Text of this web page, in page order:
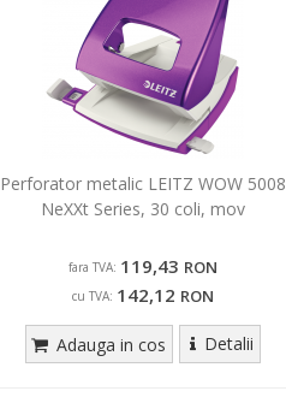
Perforator metalic LEITZ WOW 5008
NeXXt Series, 30 coli, mov
fara TVA: 119,43 RON
cu TVA: 142,12 RON
Adauga in cos Detalii